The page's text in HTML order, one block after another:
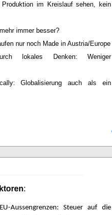
Produktion im Kreislauf sehen, kein
immer besser?
nur noch Made in Austria/Europe
lokales Denken: Weniger
Globalisierung auch als ein
:
Aussengrenzen: Steuer auf die